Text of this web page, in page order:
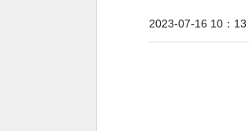
2023-07-16 10：13